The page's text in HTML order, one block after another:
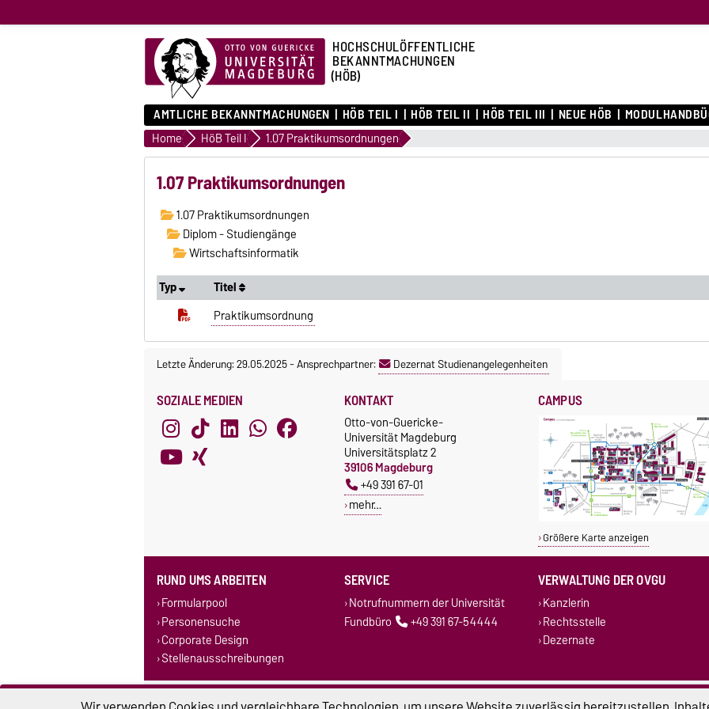
HOCHSCHULÖFFENTLICHE
BEKANNTMACHUNGEN
(HÖB)
AMTLICHE BEKANNTMACHUNGEN HÖB TEIL I HÖB TEIL II HÖB TEIL III NEUE HÖB
Home HöB Teil I 1.07 Praktikumsordnungen
1.07 Praktikumsordnungen
1.07 Praktikumsordnungen
Diplom - Studiengänge
Wirtschaftsinformatik
Typ
Titel
Praktikumsordnung
Letzte Änderung: 29.05.2025-Ansprechpartner: Dezernat Studienangelegenheiten
SOZIALE MEDIEN KONTAKT
Otto-von-Guericke-
Universität Magdeburg
Universitätsplatz 2
39106 Magdeburg
+49 391 67-01
mehr…
CAMPUS
Größere Karte anzeigen
RUND UMS ARBEITEN
Formularpool
Personensuche
Corporate Design
Stellenausschreibungen
SERVICE
Notrufnummern der Universität
Fundbüro
+49 391 67-54444
VERWALTUNG DER OVGU
Kanzlerin
Rechtsstelle
Dezernate